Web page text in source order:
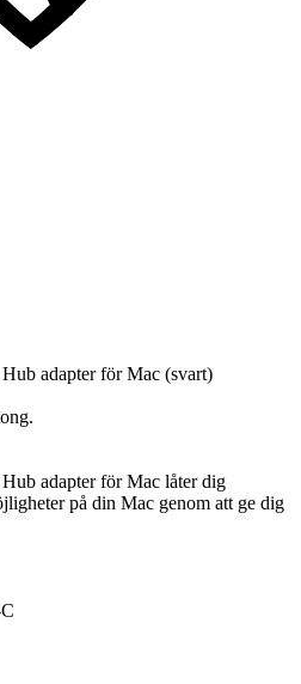
adapter för Mac (svart)
adapter för Mac låter dig
på din Mac genom att ge dig